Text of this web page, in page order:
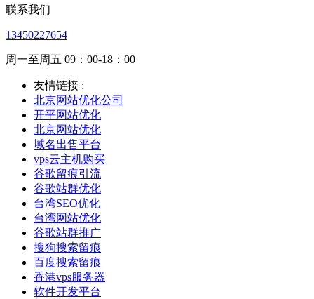
联系我们
13450227654
周一至周五 09：00-18：00
友情链接 :
北京网站优化公司
开平网站优化
北京网站优化
域名出售平台
vps云主机购买
谷歌留痕引流
谷歌站群优化
台湾SEO优化
台湾网站优化
谷歌站群推广
搜狗搜索留痕
百度搜索留痕
香港vps服务器
软件开发平台